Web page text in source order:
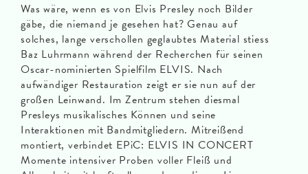
Was wäre, wenn es von Elvis Presley noch Bilder
gäbe, die niemand je gesehen hat? Genau auf
solches, lange verschollen geglaubtes Material stiess
Baz Luhrmann während der Recherchen für seinen
Oscar-nominierten Spielfilm ELVIS. Nach
aufwändiger Restauration zeigt er sie nun auf der
großen Leinwand. Im Zentrum stehen diesmal
Presleys musikalisches Können und seine
Interaktionen mit Bandmitgliedern. Mitreißend
montiert, verbindet EPiC: ELVIS IN CONCERT
Momente intensiver Proben voller Fleiß und